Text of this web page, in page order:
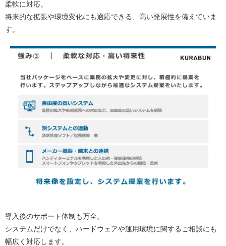
柔軟に対応。
将来的な拡張や環境変化にも適応できる、高い発展性を備えていま
す。
導入後のサポート体制も万全。
システムだけでなく、ハードウェアや運用環境に関するご相談にも
幅広く対応します。